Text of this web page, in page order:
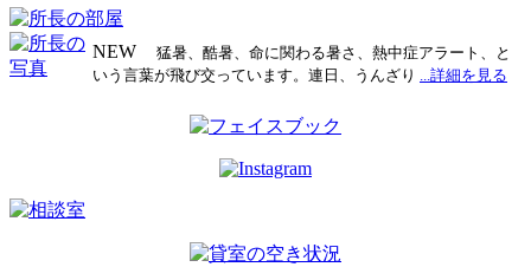
NEW
猛暑、酷暑、命に関わる暑さ、熱中症アラート、と
いう言葉が飛び交っています。連日、うんざり
...詳細を見る